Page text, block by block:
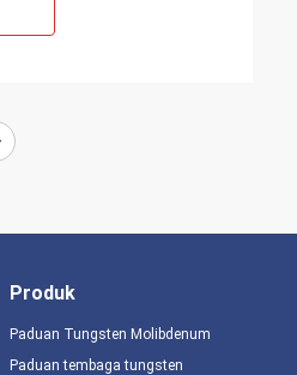
Produk
Paduan Tungsten Molibdenum
Paduan tembaga tungsten